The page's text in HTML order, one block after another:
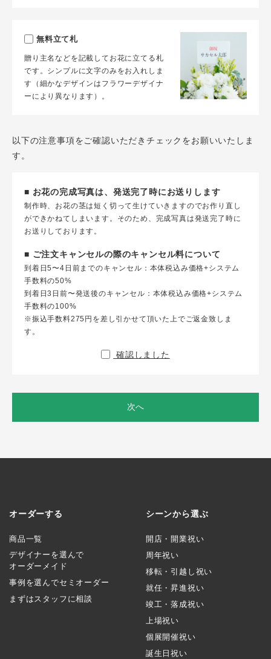
無料立て札
贈り主名などを記載してお花に立てる札
です。シンプルに文字のみをお入れしま
す（細かなデザインはフラワーデザイナ
ーにより異なります）。
以下の注意事項をご確認いただきチェックをお願いいたしま
す。
■ お花の完成写真は、発送完了時にお送りします
制作時、お花の茎は短く切って生けていきますのでお作り直し
ができかねてしまいます。そのため、完成写真は発送完了時に
お送りしております。
■ ご注文キャンセルの際のキャンセル料について
到着日5〜4日前までのキャンセル：本体税込み価格+システム
手数料の50%
到着日3日前〜発送後のキャンセル：本体税込み価格+システム
手数料の100%
※振込手数料275円を差し引かせて頂いた上でご返金致しま
す。
確認しました
次へ
オーダーする
商品一覧
デザイナーを選んで
オーダーメイド
事例を選んでセミオーダー
まずはスタッフに相談
シーンから選ぶ
開店・開業祝い
周年祝い
移転・引越し祝い
就任・昇進祝い
竣工・落成祝い
上場祝い
個展開催祝い
誕生日祝い